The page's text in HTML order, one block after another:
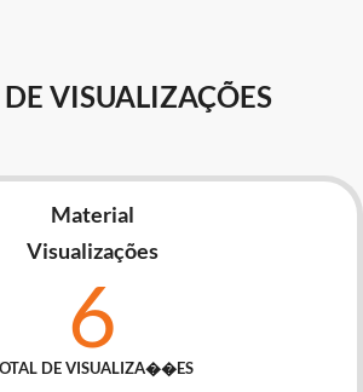
VISUALIZAÇÕES
Material
Visualizações
6
DE VISUALIZA��ES